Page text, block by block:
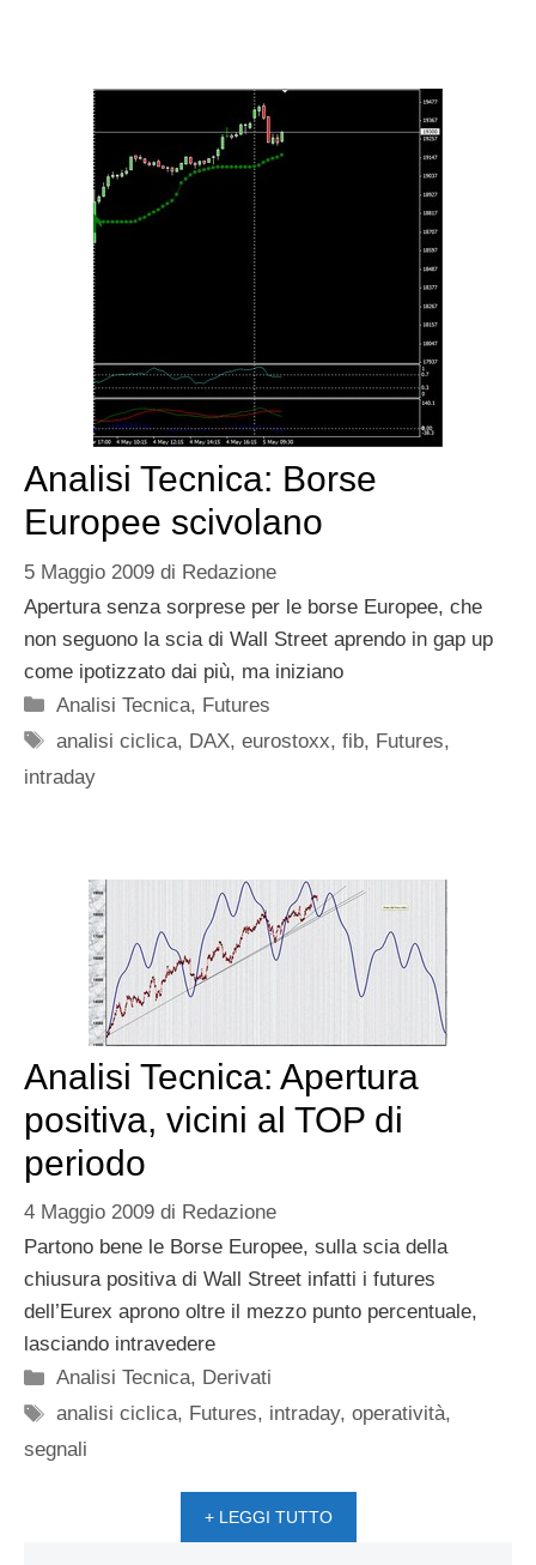
Analisi Tecnica: Borse
Europee scivolano
5 Maggio 2009 di Redazione
Apertura senza sorprese per le borse Europee, che
non seguono la scia di Wall Street aprendo in gap up
come ipotizzato dai più, ma iniziano
Categorie
Analisi Tecnica, Futures
Tag
analisi ciclica, DAX,eurostoxx,fib, Futures,
intraday
Analisi Tecnica: Apertura
positiva, vicini al TOP di
periodo
4 Maggio 2009 di Redazione
Partono bene le Borse Europee, sulla scia della
chiusura positiva di Wall Street infatti i futures
dell’Eurex aprono oltre il mezzo punto percentuale,
lasciando intravedere
Categorie
Analisi Tecnica, Derivati
Tag
analisi ciclica, Futures, intraday,operatività,
segnali
+ LEGGI TUTTO